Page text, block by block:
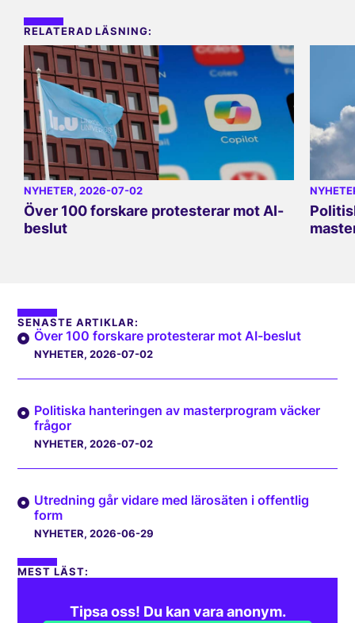
RELATERAD LÄSNING:
NYHETER, 2026-07-02
Över 100 forskare protesterar mot AI-
beslut
SENASTE ARTIKLAR:
Över 100 forskare protesterar mot AI-beslut
NYHETER, 2026-07-02
Politiska hanteringen av masterprogram väcker
frågor
NYHETER, 2026-07-02
Utredning går vidare med lärosäten i offentlig
form
NYHETER, 2026-06-29
MEST LÄST:
Tipsa oss! Du kan vara anonym.